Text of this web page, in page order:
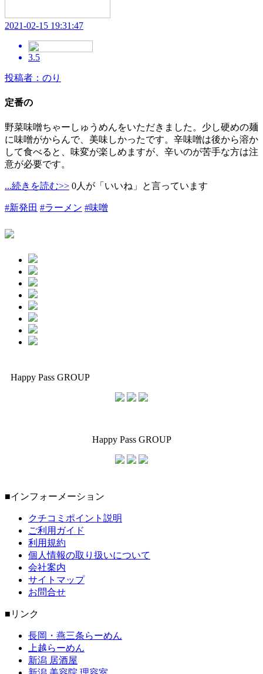
2021-02-15 19:31:47
3.5
投稿者：のり
定番の
野菜味噌ちゃーしゅうめんをいただきました。少し硬めの麺
に味噌がからんで、美味しかったです。辛味噌は後から溶か
して食べると、味変が楽しめますが、辛いのが苦手な方は注
意が必要です。
...続きを読む>> 0人が「いいね」と言っています
#新発田 #ラーメン #味噌
Happy Pass GROUP
Happy Pass GROUP
■インフォーメーション
クチコミポイント説明
ご利用ガイド
利用規約
個人情報の取り扱いについて
会社案内
サイトマップ
お問合せ
■リンク
長岡・燕三条らーめん
上越らーめん
新潟 居酒屋